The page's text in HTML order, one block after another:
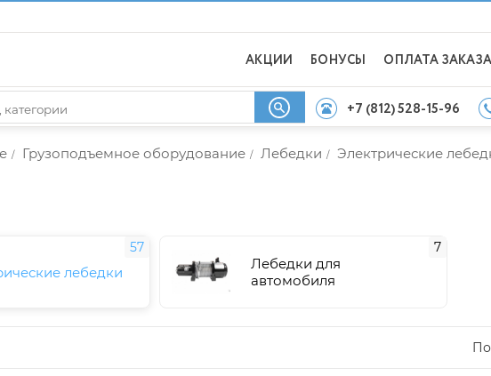
АКЦИИ БОНУСЫ ОПЛАТА ЗАКАЗА
+7 (812) 528-15-96
/ Грузоподъемное оборудование / Лебедки / Электрические
лебедки
57
Лебедки для
автомобиля
7